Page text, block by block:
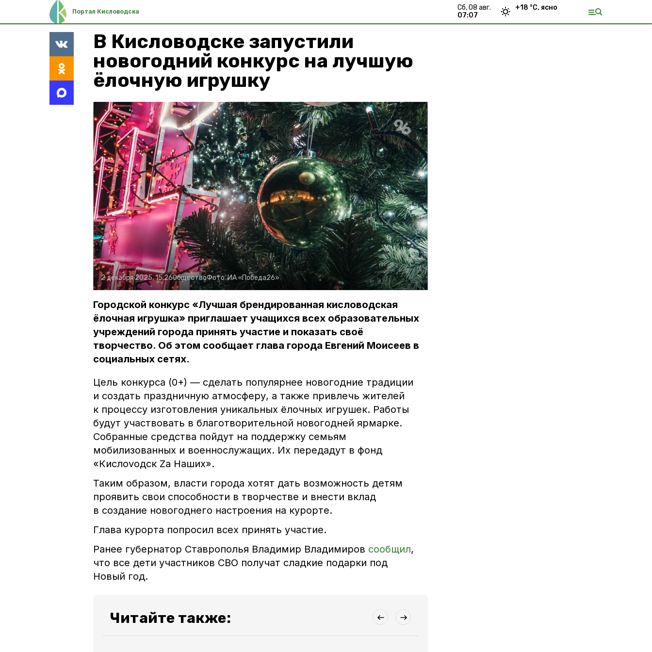
Портал Кисловодска
сб, 08 авг.
07:07
+18 °С, ясно
В Кисловодске запустили
новогодний конкурс на лучшую
ёлочную игрушку
2 декабря 2025, 15:26ОбществоФото:ИА «Победа26»
Городской конкурс «Лучшая брендированная кисловодская
ёлочная игрушка» приглашает учащихся всех образовательных
учреждений города принять участие и показать своё
творчество. Об этом сообщает глава города Евгений Моисеев в
социальных сетях.
Цель конкурса (0+) — сделать популярнее новогодние традиции
и создать праздничную атмосферу, а также привлечь жителей
к процессу изготовления уникальных ёлочных игрушек. Работы
будут участвовать в благотворительной новогодней ярмарке.
Собранные средства пойдут на поддержку семьям
мобилизованных и военнослужащих. Их передадут в фонд
«Кислоvодск Za Наших».
Таким образом, власти города хотят дать возможность детям
проявить свои способности в творчестве и внести вклад
в создание новогоднего настроения на курорте.
Глава курорта попросил всех принять участие.
Ранее губернатор Ставрополья Владимир Владимиров сообщил,
что все дети участников СВО получат сладкие подарки под
Новый год.
Читайте также: